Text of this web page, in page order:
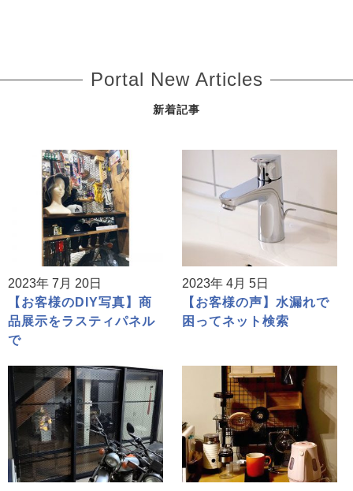
Portal New Articles
新着記事
2023年 7月 20日
【お客様のDIY写真】商
品展示をラスティパネル
で
2023年 4月 5日
【お客様の声】水漏れで
困ってネット検索